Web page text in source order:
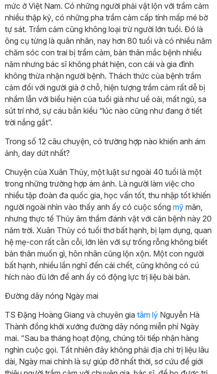
mức ở Việt Nam. Có những người phải vật lộn với trầm cảm
nhiều thập kỷ, có những pha trầm cảm cấp tính mấp mé bờ
tự sát. Trầm cảm cũng không loại trừ người lớn tuổi. Đó là
ông cụ từng là quân nhân, nay hơn 80 tuổi và có nhiều năm
chăm sóc con trai bị trầm cảm, bản thân mắc bệnh nhiều
năm nhưng bác sĩ không phát hiện, con cái và gia đình
không thừa nhận người bệnh. Thách thức của bệnh trầm
cảm đối với người già ở chỗ, hiện tượng trầm cảm rất dễ bị
nhầm lẫn với biểu hiện của tuổi già như uể oải, mất ngủ, sa
sút trí nhớ, sự cáu bẳn kiểu “lúc nào cũng như đang ở tiết
trời nắng gắt”.
Trong số 12 câu chuyện, có trường hợp nào khiến anh ám
ảnh, day dứt nhất?
Chuyện của Xuân Thủy, một luật sư ngoài 40 tuổi là một
trong những trường hợp ám ảnh. Là người làm việc cho
nhiều tập đoàn đa quốc gia, học vấn tốt, thu nhập tốt khiến
người ngoài nhìn vào thấy anh ấy có cuộc sống mỹ mãn,
nhưng thực tế Thủy âm thầm đánh vật với căn bệnh này 20
năm trời. Xuân Thủy có tuổi thơ bất hạnh, bị lạm dụng, quan
hệ mẹ-con rất cằn cỗi, lớn lên với sự trống rỗng không biết
bản thân muốn gì, hôn nhân cũng lộn xộn. Một con người
bất hạnh, nhiều lần nghĩ đến cái chết, cũng không có cú
hích nào đủ lớn để anh ấy có động lực trị liệu bài bản.
Đường dây nóng Ngày mai
TS Đặng Hoàng Giang và chuyên gia tâm lý Nguyễn Hà
Thành đồng khởi xướng đường dây nóng miễn phí Ngày
mai. “Sau ba tháng hoạt động, chúng tôi tiếp nhận hàng
nghìn cuộc gọi. Tất nhiên đây không phải địa chỉ trị liệu lâu
dài, Ngày mai chính là sự giúp đỡ nhất thời, sơ cứu để giới